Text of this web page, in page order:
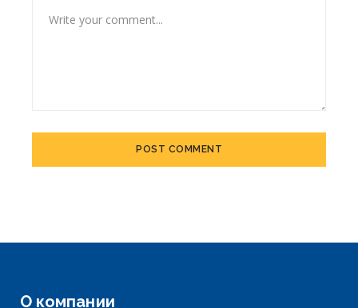
О компании